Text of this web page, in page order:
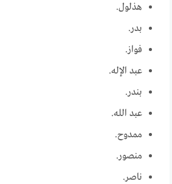
هذلول.
بدر.
فواز.
عبد الإله.
بندر.
عبد الله.
ممدوح.
منصور.
ناصر.